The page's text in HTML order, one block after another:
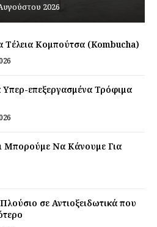
2026
Τέλεια Κομπούτσα (Kombucha)
επεξεργασμένα Τρόφιμα
Μπορούμε Να Κάνουμε Για
σε Αντιοξειδωτικά που